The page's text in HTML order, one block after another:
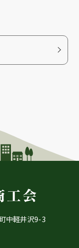
中軽井沢9-3